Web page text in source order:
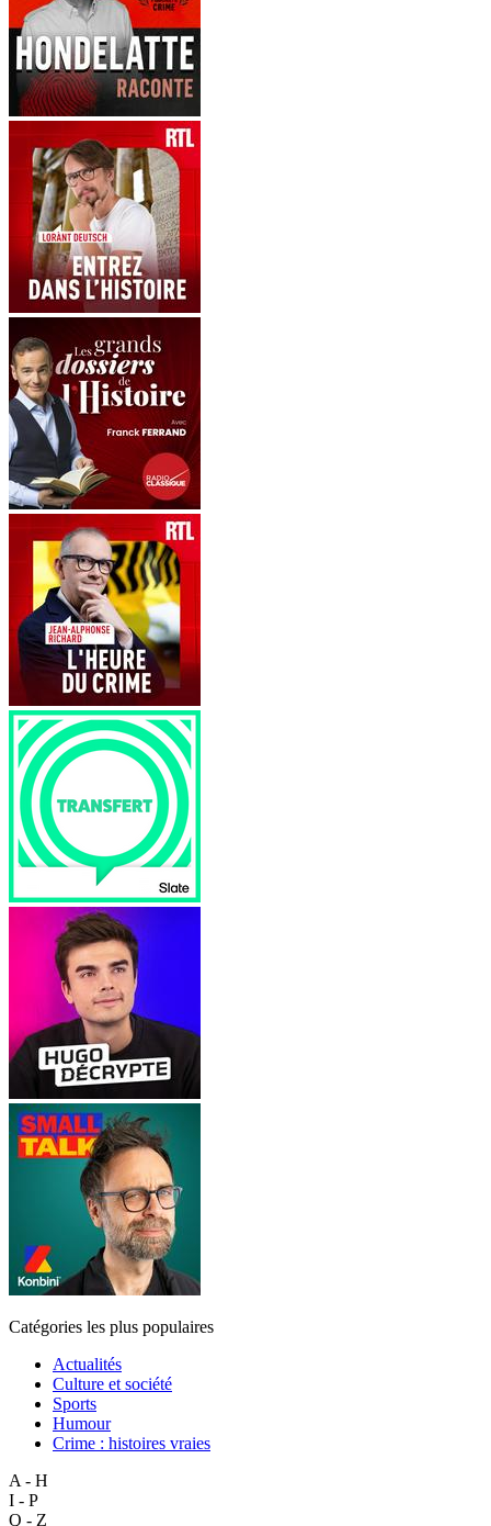
Catégories les plus populaires
Actualités
Culture et société
Sports
Humour
Crime : histoires vraies
A - H
I - P
Q - Z